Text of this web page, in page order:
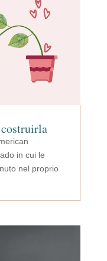
costruirla
in cui le
nel proprio